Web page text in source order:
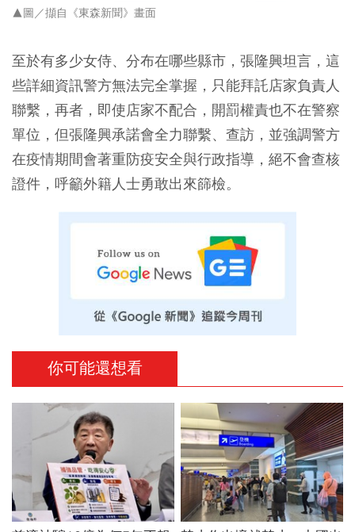
▲圖／擷自《東森新聞》畫面
至於有多少女侍、分布在哪些縣市，張隆興坦言，這
些詳細資訊警方無法完全掌握，只能拜託店家負責人
聯繫，再者，即使店家不配合，開罰權責也不在警察
單位，但張隆興承諾會全力聯繫、查訪，並強調警方
在疫情期間會著重防疫安全與行政指導，絕不會查核
證件，呼籲外籍人士勇敢出來篩檢。
你可能還想看